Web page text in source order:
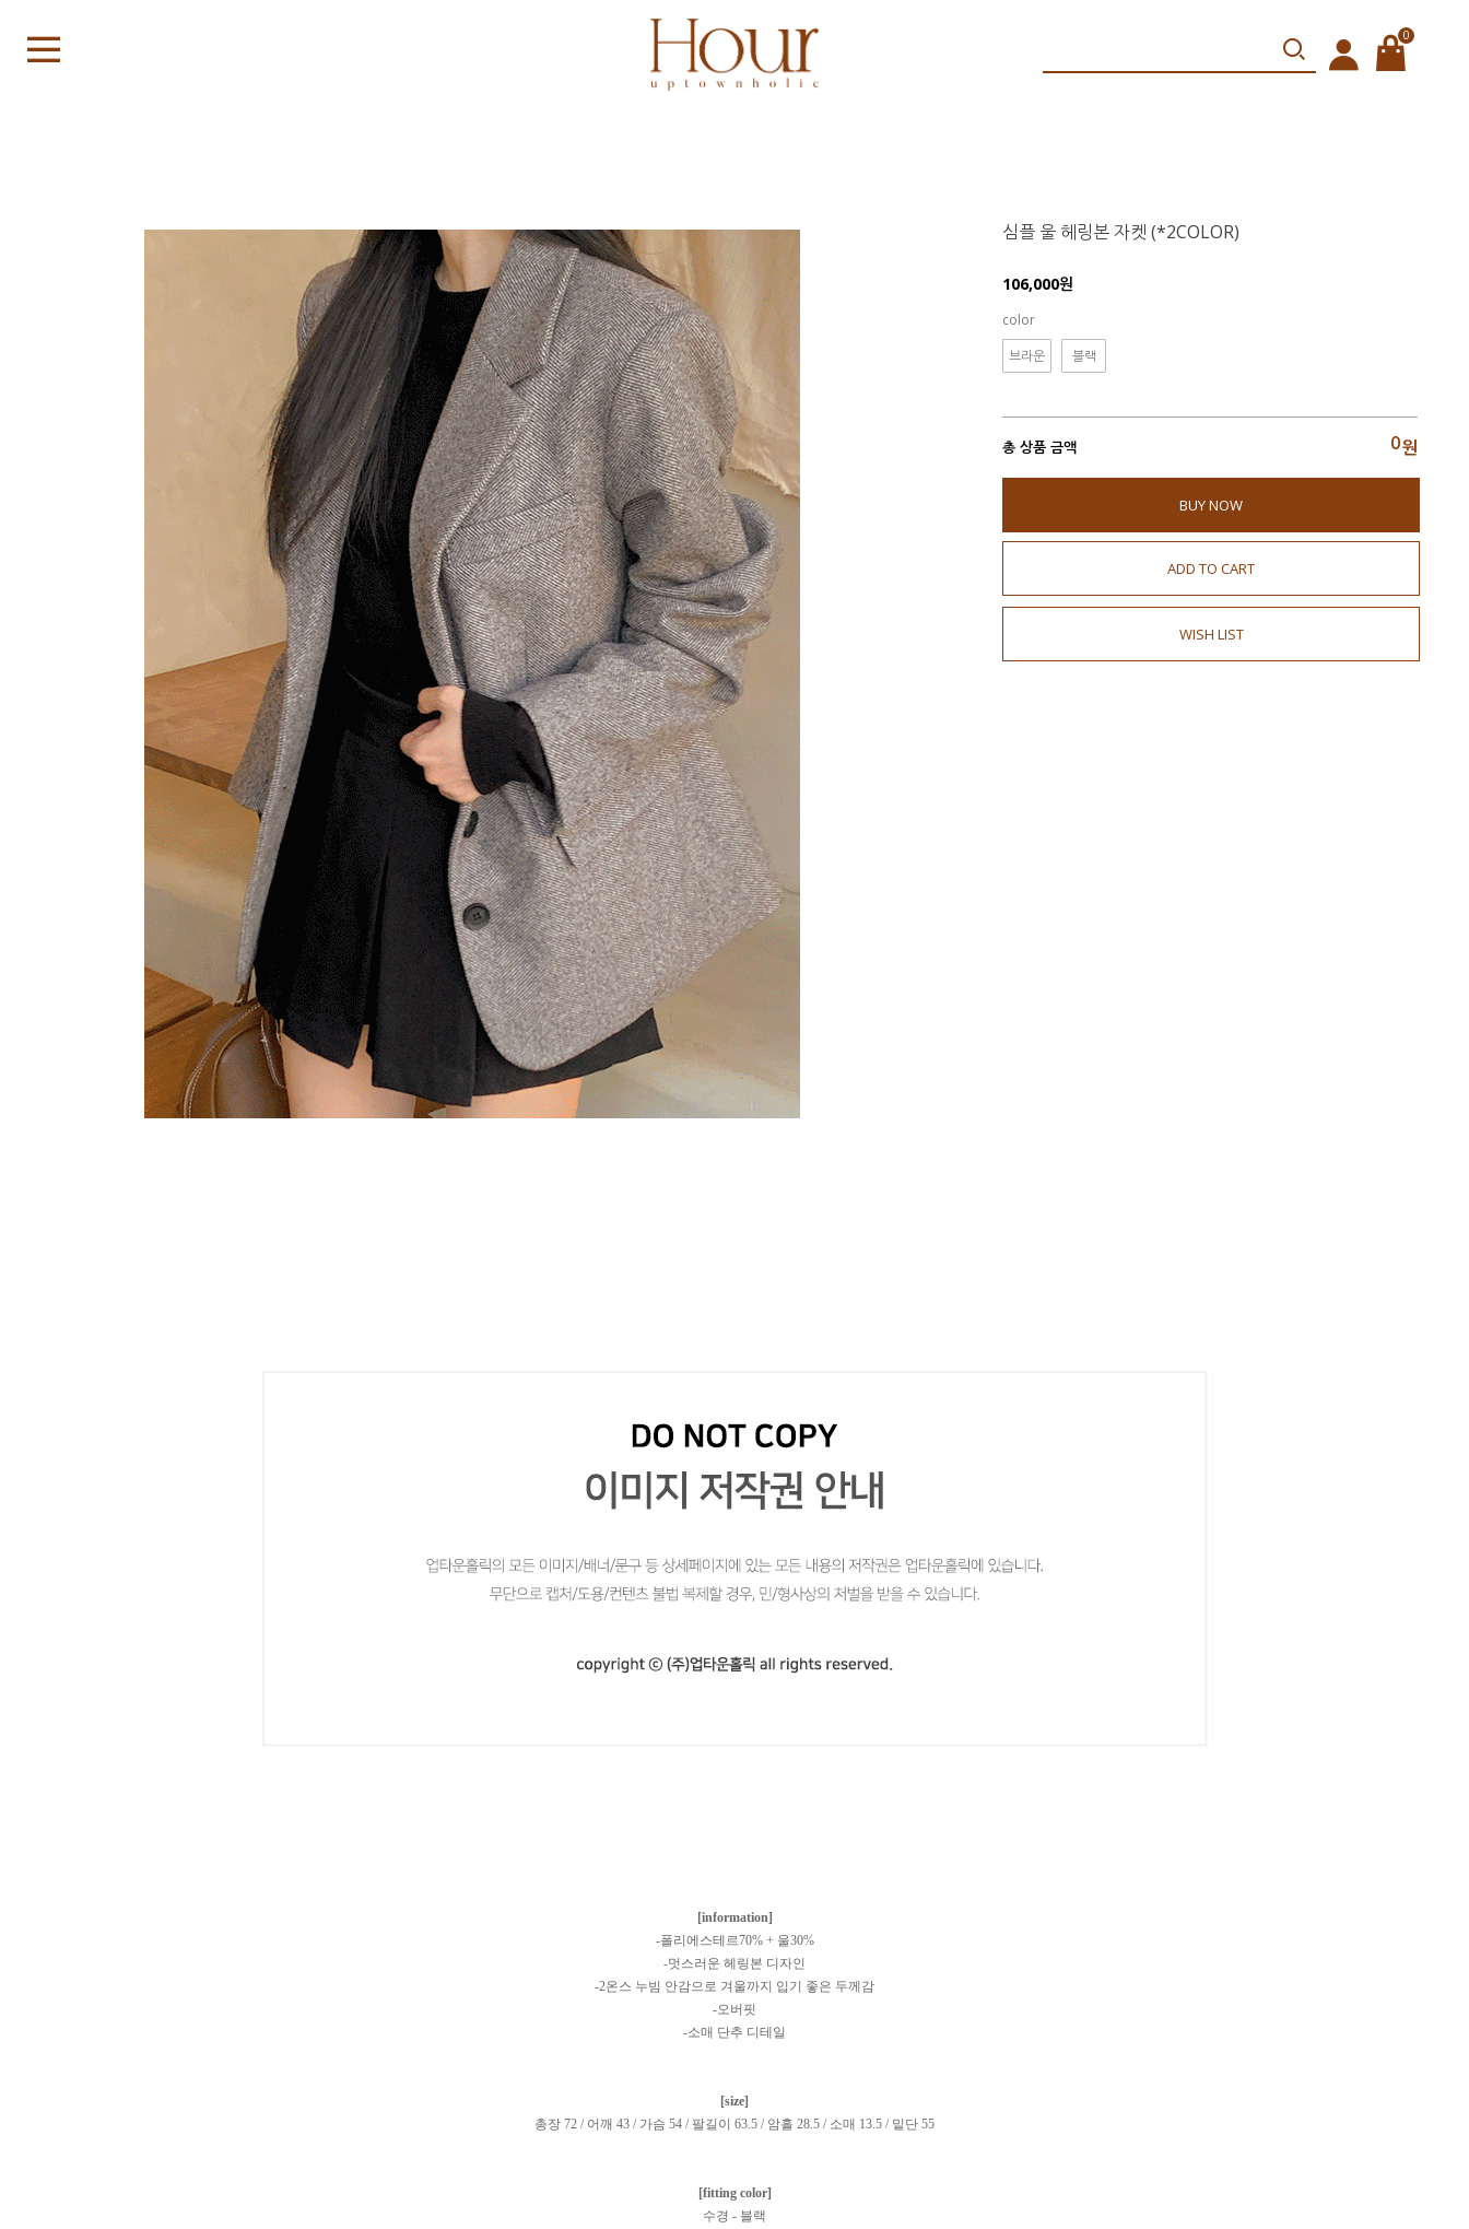
0
심플 울 헤링본 자켓 (*2COLOR)
106,000원
color
브라운
블랙
총 상품 금액 0원
BUY NOW
ADD TO CART
WISH LIST
[information]
-폴리에스테르70% + 울30%
-멋스러운 헤링본 디자인
-2온스 누빔 안감으로 겨울까지 입기 좋은 두께감
-오버핏
-소매 단추 디테일
[size]
총장 72 / 어깨 43 / 가슴 54 / 팔길이 63.5 / 암홀 28.5 / 소매 13.5 / 밑단 55
[fitting color]
수경 - 블랙